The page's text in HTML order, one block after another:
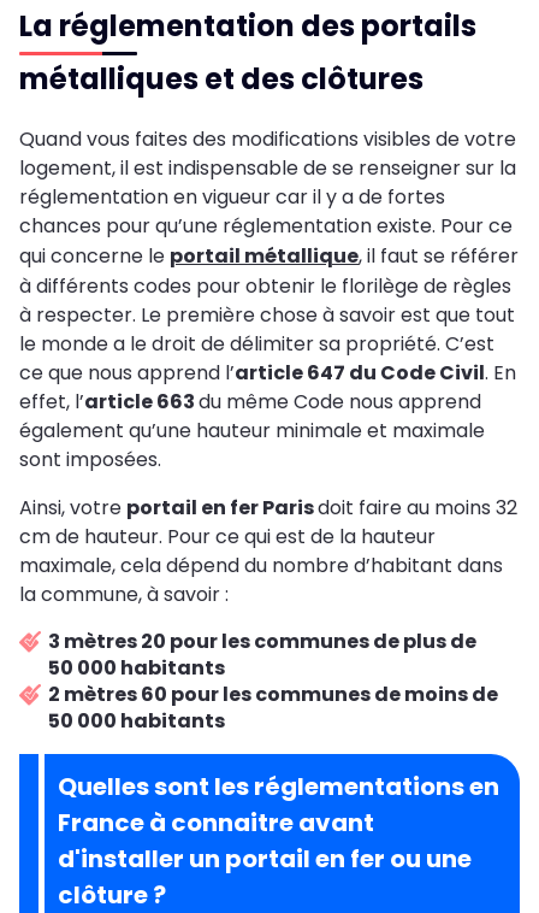
La réglementation des portails
métalliques et des clôtures
Quand vous faites des modifications visibles de votre
logement, il est indispensable de se renseigner sur la
réglementation en vigueur car il y a de fortes
chances pour qu’une réglementation existe. Pour ce
qui concerne le portail métallique, il faut se référer
à différents codes pour obtenir le florilège de règles
à respecter. Le première chose à savoir est que tout
le monde a le droit de délimiter sa propriété. C’est
ce que nous apprend l’article 647 du Code Civil. En
effet, l’article 663du même Code nous apprend
également qu’une hauteur minimale et maximale
sont imposées.
Ainsi, votre portail en fer Parisdoit faire au moins 32
cm de hauteur. Pour ce qui est de la hauteur
maximale, cela dépend du nombre d’habitant dans
la commune, à savoir :
3 mètres 20 pour les communes de plus de
50 000 habitants
2 mètres 60 pour les communes de moins de
50 000 habitants
Quelles sont les réglementations en
France à connaitre avant
d'installer un portail en fer ou une
clôture ?